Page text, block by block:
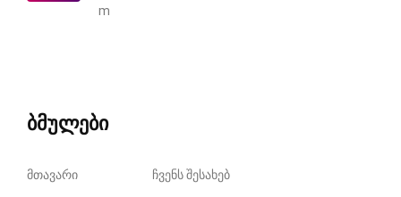
m
ბმულები
მთავარი ჩვენს შესახებ